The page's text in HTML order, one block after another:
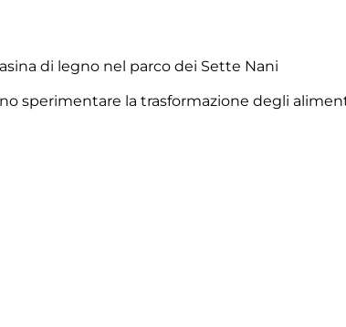
di legno nel parco dei Sette Nani
sperimentare la trasformazione degli